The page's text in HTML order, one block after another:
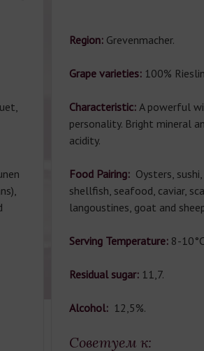
Region: Grevenmacher.
Grape varieties: 100%
Characteristic: A powerful
personality. Bright mineral
acidity.
Food Pairing: Oysters,
shellfish, seafood, caviar,
langoustines, goat and
Serving Temperature: 8-
Residual sugar: 11,7.
Alcohol: 12,5%.
Советуем к: